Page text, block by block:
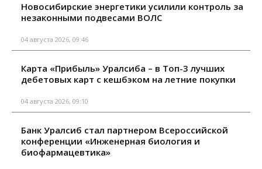
Новосибирские энергетики усилили контроль за
незаконными подвесами ВОЛС
04 августа 2026, 09:46
Карта «Прибыль» Уралсиба – в Топ-3 лучших
дебетовых карт с кешбэком на летние покупки
04 августа 2026, 09:10
Банк Уралсиб стал партнером Всероссийской
конференции «Инженерная биология и
биофармацевтика»